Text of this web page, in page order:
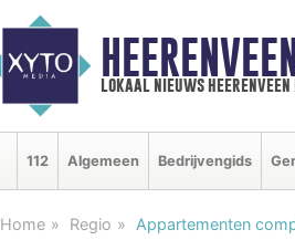
lokaal nieuws heerenveen
112 Algemeen Bedrijvengids
Home Regio Appartementen